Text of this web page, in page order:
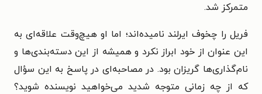
متمرکز شد.
فریل را چخوف ایرلند نامیده‌اند؛ اما او هیچ‌وقت علاقه‌ای به
این عنوان از خود ابراز نکرد و همیشه از این دسته‌بندی‌ها و
نام‌گذاری‌ها گریزان بود. در مصاحبه‌ای در پاسخ به این سؤال
که از چه زمانی متوجه شدید می‌خواهید نویسنده شوید؟